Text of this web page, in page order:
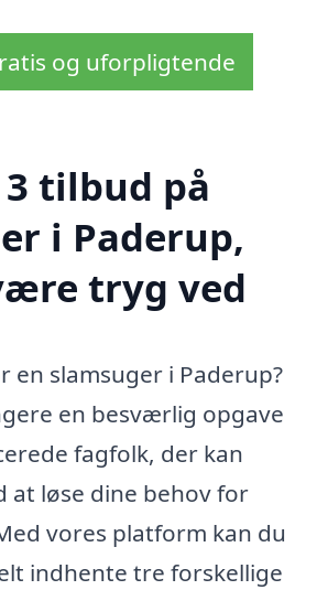
og uforpligtende
tilbud på
i Paderup,
tryg ved
en slamsuger i Paderup?
en besværlig opgave
fagfolk, der kan
at løse dine behov for
vores platform kan du
indhente tre forskellige